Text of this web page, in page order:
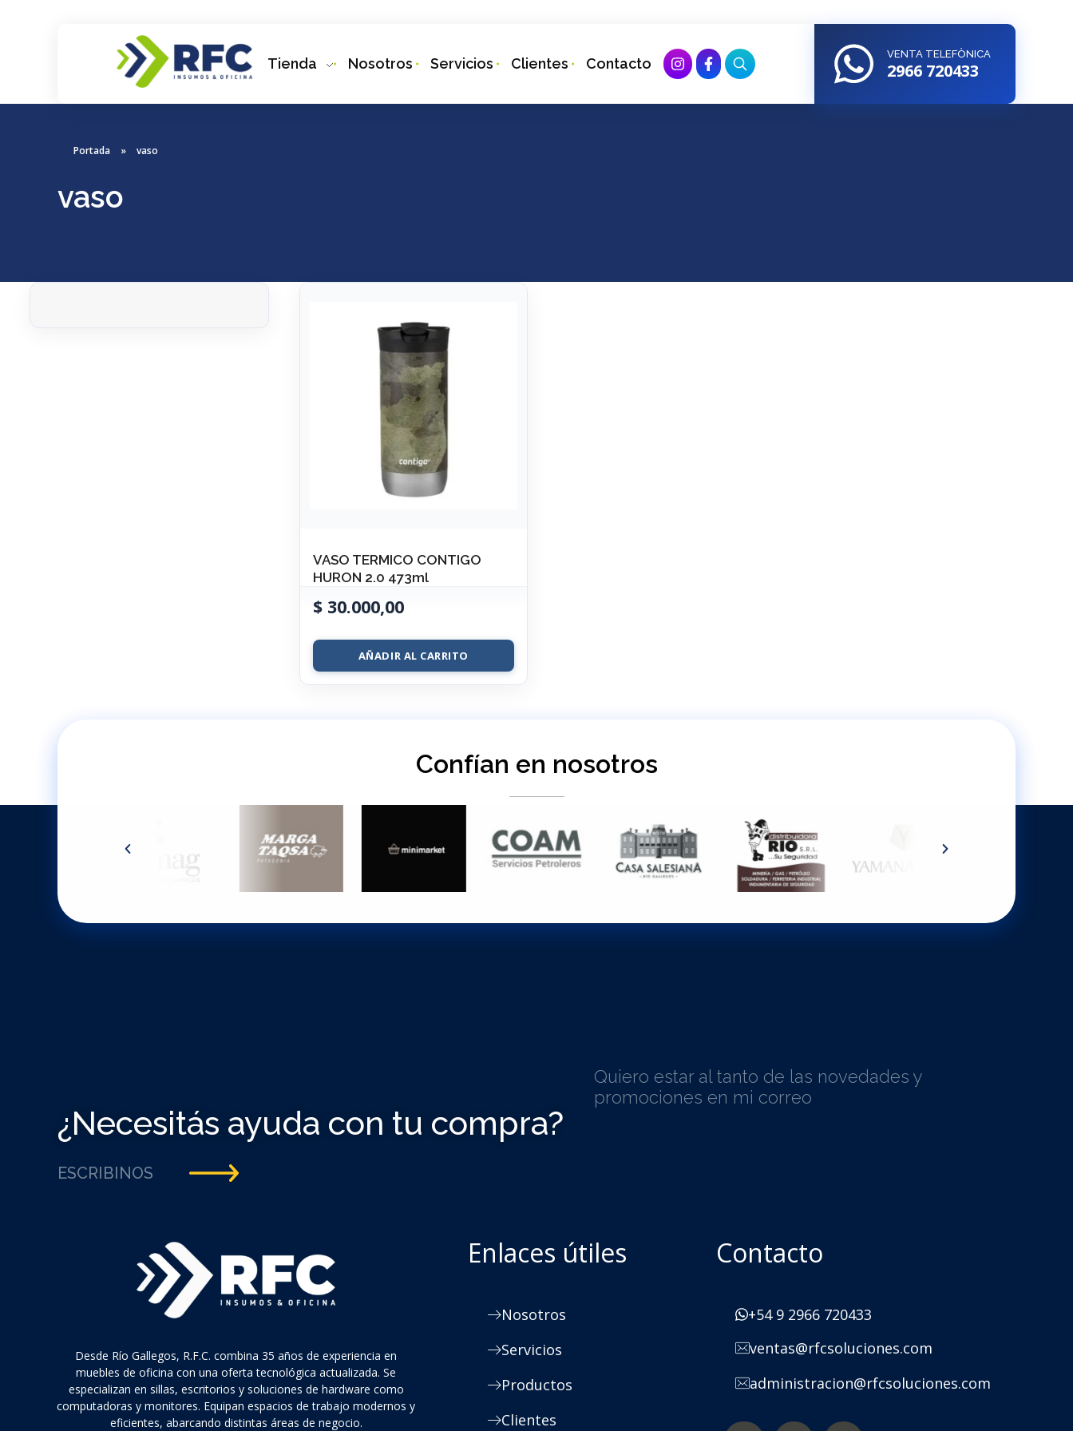
Tienda Nosotros Servicios Clientes Contacto
VENTA TELEFÒNICA
2966 720433
Portada » vaso
vaso
VASO TERMICO CONTIGO
HURON 2.0 473ml
$ 30.000,00
AÑADIR AL CARRITO
Confían en nosotros
¿Necesitás ayuda con tu compra?
ESCRIBINOS
Quiero estar al tanto de las novedades y
promociones en mi correo
Desde Río Gallegos, R.F.C. combina 35 años de experiencia en
muebles de oficina con una oferta tecnológica actualizada. Se
especializan en sillas, escritorios y soluciones de hardware como
computadoras y monitores. Equipan espacios de trabajo modernos y
eficientes, abarcando distintas áreas de negocio.
Enlaces útiles
Nosotros
Servicios
Productos
Clientes
Contacto
+54 9 2966 720433
ventas@rfcsoluciones.com
administracion@rfcsoluciones.com